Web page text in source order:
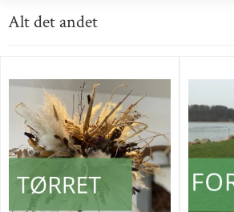
Alt det andet